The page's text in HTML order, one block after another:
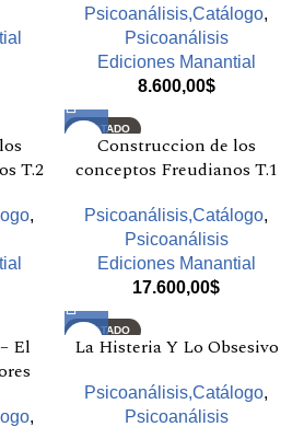
Psicoanálisis,Catálogo,
Psicoanálisis
Ediciones Manantial
8.600,00$
T.2
,
AGOTADO
Construccion de los
conceptos Freudianos T.1
Psicoanálisis,Catálogo,
Psicoanálisis
Ediciones Manantial
17.600,00$
El
,
AGOTADO
La Histeria Y Lo Obsesivo
Psicoanálisis,Catálogo,
Psicoanálisis